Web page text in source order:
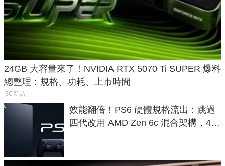
24GB 大容量來了！NVIDIA RTX 5070 Ti SUPER 爆料
總整理：規格、功耗、上市時間
3C新品
效能翻倍！PS6 硬體規格流出：跳過
四代改用 AMD Zen 6c 混合架構，4K